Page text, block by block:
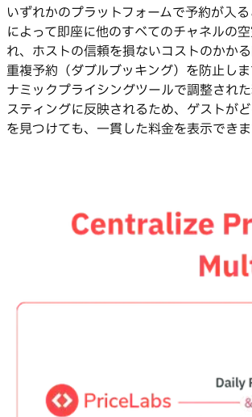
いずれかのプラットフォームで予約が入
によって即座に他のすべてのチャネルの
れ、ホストの信頼を損ないコストのかか
重複予約（ダブルブッキング）を防止し
ナミックプライシングツールで調整され
スティングに反映されるため、ゲストが
を見つけても、一貫した料金を表示できま